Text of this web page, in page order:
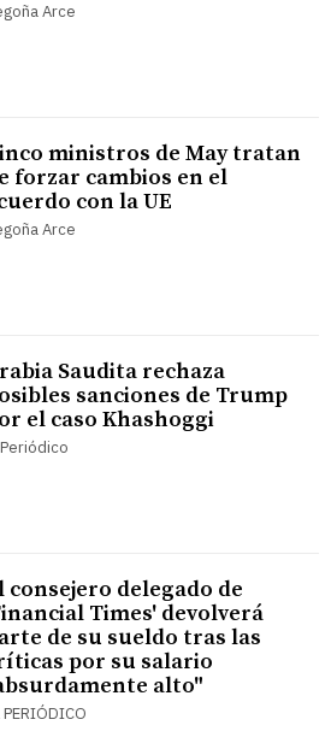
Arce
ministros de May tratan
forzar cambios en el
con la UE
Arce
Saudita rechaza
sanciones de Trump
el caso Khashoggi
consejero delegado de
Times' devolverá
de su sueldo tras las
por su salario
alto"
PERIÓDICO